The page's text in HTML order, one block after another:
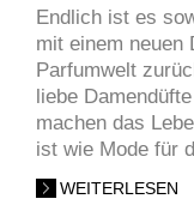
Endlich ist es
mit einem neuen
Parfumwelt
liebe
machen das
ist wie Mode für
WEITERLESEN